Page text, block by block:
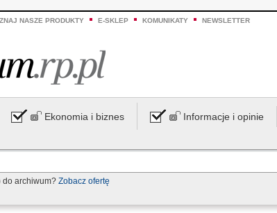
NASZE PRODUKTY E-SKLEP KOMUNIKATY NEWSLETTER
Ekonomia i biznes Informacje i opinie
do archiwum? Zobacz ofertę